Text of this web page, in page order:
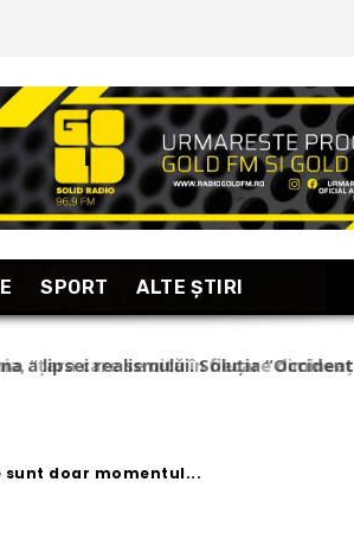
SPORT ALTE ŞTIRI
care se uită în fiecare
sunt doar momentul...